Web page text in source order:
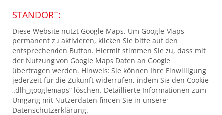
STANDORT:
Diese Website nutzt Google Maps. Um Google Maps
permanent zu aktivieren, klicken Sie bitte auf den
entsprechenden Button. Hiermit stimmen Sie zu, dass mit
der Nutzung von Google Maps Daten an Google
übertragen werden. Hinweis: Sie können Ihre Einwilligung
jederzeit für die Zukunft widerrufen, indem Sie den Cookie
„dlh_googlemaps“ löschen. Detaillierte Informationen zum
Umgang mit Nutzerdaten finden Sie in unserer
Datenschutzerklärung.